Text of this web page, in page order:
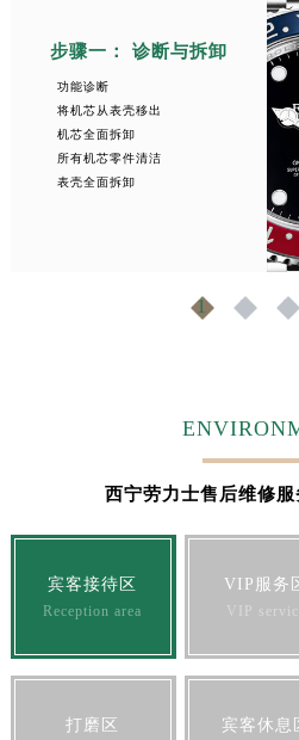
步骤一： 诊断与拆卸
功能诊断
将机芯从表壳移出
机芯全面拆卸
所有机芯零件清洁
表壳全面拆卸
1 2 3
西宁劳力士售后维修
宾客接待区
Reception area
VIP服务
VIP
打磨区 宾客休息